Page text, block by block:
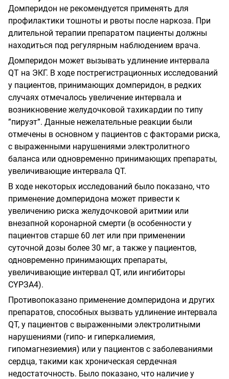
Домперидон не рекомендуется применять для
профилактики тошноты и рвоты после наркоза. При
длительной терапии препаратом пациенты должны
находиться под регулярным наблюдением врача.
Домперидон может вызывать удлинение интервала
QТ на ЭКГ. В ходе пострегистрационных исследований
у пациентов, принимающих домперидон, в редких
случаях отмечалось увеличение интервала и
возникновение желудочковой тахикардии по типу
”пируэт”. Данные нежелательные реакции были
отмечены в основном у пациентов с факторами риска,
с выраженными нарушениями электролитного
баланса или одновременно принимающих препараты,
увеличивающие интервала QT.
В ходе некоторых исследований было показано, что
применение домперидона может привести к
увеличению риска желудочковой аритмии или
внезапной коронарной смерти (в особенности у
пациентов старше 60 лет или при применении
суточной дозы более 30 мг, а также у пациентов,
одновременно принимающих препараты,
увеличивающие интервал QТ, или ингибиторы
СYРЗА4).
Противопоказано применение домперидона и других
препаратов, способных вызвать удлинение интервала
QT, у пациентов с выраженными электролитными
нарушениями (гипо- и гиперкалиемия,
гипомагнезиемия) или у пациентов с заболеваниями
сердца, такими как хроническая сердечная
недостаточность. Было показано, что наличие у